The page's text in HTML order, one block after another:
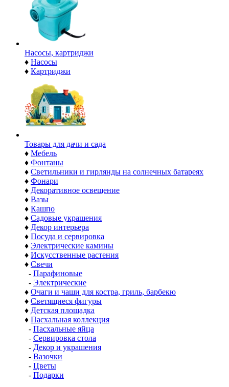
Насосы, картриджи
♦ Насосы
♦ Картриджи
Товары для дачи и сада
♦ Мебель
♦ Фонтаны
♦ Светильники и гирлянды на солнечных батареях
♦ Фонари
♦ Декоративное освещение
♦ Вазы
♦ Кашпо
♦ Садовые украшения
♦ Декор интерьера
♦ Посуда и сервировка
♦ Электрические камины
♦ Искусственные растения
♦ Свечи
- Парафиновые
- Электрические
♦ Очаги и чаши для костра, гриль, барбекю
♦ Светящиеся фигуры
♦ Детская площадка
♦ Пасхальная коллекция
- Пасхальные яйца
- Сервировка стола
- Декор и украшения
- Вазочки
- Цветы
- Подарки